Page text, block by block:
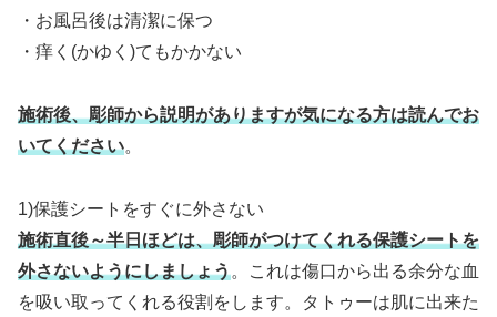
・お風呂後は清潔に保つ
・痒く(かゆく)てもかかない
施術後、彫師から説明がありますが気になる方は読んでお
いてください。
1)保護シートをすぐに外さない
施術直後～半日ほどは、彫師がつけてくれる保護シートを
外さないようにしましょう。これは傷口から出る余分な血
を吸い取ってくれる役割をします。タトゥーは肌に出来た